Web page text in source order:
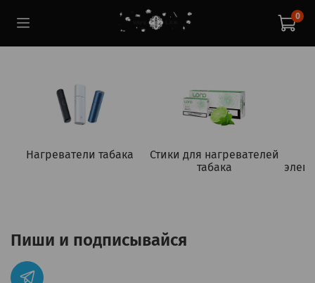
0
Нагреватели табака
Стики для нагревателей
табака
Пиши и подписывайся